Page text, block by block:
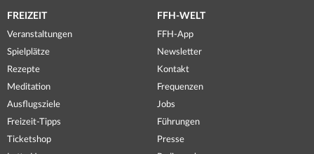
FREIZEIT
Veranstaltungen
Spielplätze
Rezepte
Meditation
Ausflugsziele
Freizeit-Tipps
Ticketshop
FFH-WELT
FFH-App
Newsletter
Kontakt
Frequenzen
Jobs
Führungen
Presse